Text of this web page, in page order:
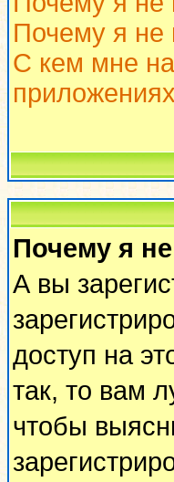
Почему я не
С кем мне
Почему я
А вы
доступ на
так, то вам
чтобы